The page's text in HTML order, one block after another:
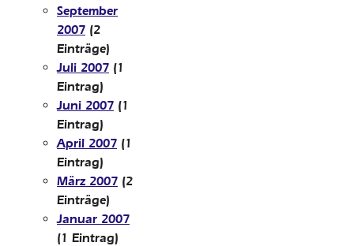
September
2007 (2
Einträge)
Juli 2007 (1
Eintrag)
Juni 2007 (1
Eintrag)
April 2007 (1
Eintrag)
März 2007 (2
Einträge)
Januar 2007
(1 Eintrag)